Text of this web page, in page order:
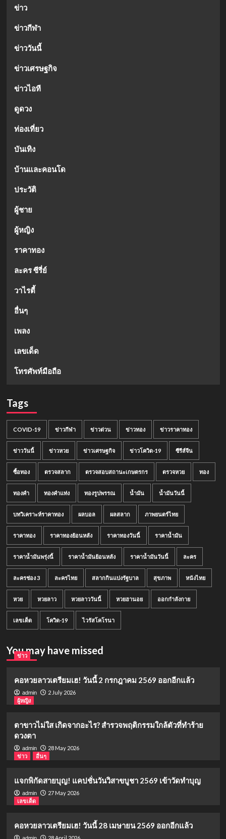
ข่าว
ข่าวกีฬา
ข่าววันนี้
ข่าวเศรษฐกิจ
ข่าวไอที
ดูดวง
ท่องเที่ยว
บันเทิง
บ้านและคอนโด
ประวัติ
ผู้ชาย
ผู้หญิง
ราคาทอง
ละคร ซีรี่ย์
วาไรตี้
อื่นๆ
เพลง
เลขเด็ด
โทรศัพท์มือถือ
Tags
COVID-19 ข่าวกีฬา ข่าวด่วน ข่าวทอง ข่าวราคาทอง
ข่าววันนี้ ข่าวหวย ข่าวเศรษฐกิจ ข่าวโควิด-19 ซีรีส์จีน
ซื้อทอง ตรวจสลาก ตรวจสอบสถานะเกษตรกร ตรวจหวย ทอง
ทองคำ ทองคำแท่ง ทองรูปพรรณ น้ำมัน น้ำมันวันนี้
บทวิเคราะห์ราคาทอง ผลบอล ผลสลาก ภาพยนตร์ไทย
ราคาทอง ราคาทองย้อนหลัง ราคาทองวันนี้ ราคาน้ำมัน
ราคาน้ำมันพรุ่งนี้ ราคาน้ำมันย้อนหลัง ราคาน้ำมันวันนี้ ละคร
ละครช่อง 3 ละครไทย สลากกินแบ่งรัฐบาล สุขภาพ หนังไทย
หวย หวยลาว หวยลาววันนี้ หวยฮานอย ออกกำลังกาย
เลขเด็ด โควิด-19 ไวรัสโคโรนา
You may have missed
ข่าว
คอหวยลาวเตรียมเฮ! วันนี้ 2 กรกฎาคม 2569 ออกอีกแล้ว
admin
2 July 2026
ผู้หญิง
ตาขาวไม่ใส เกิดจากอะไร? สำรวจพฤติกรรมใกล้ตัวที่ทำร้าย
ดวงตา
admin
28 May 2026
ข่าว
อื่นๆ
แจกพิกัดสายบุญ! แคปชั่นวันวิสาขบูชา 2569 เข้าวัดทำบุญ
admin
27 May 2026
เลขเด็ด
คอหวยลาวเตรียมเฮ! วันนี้ 28 เมษายน 2569 ออกอีกแล้ว